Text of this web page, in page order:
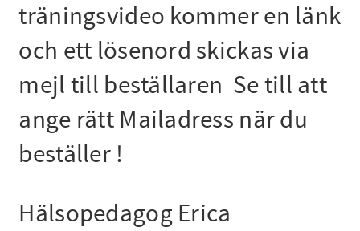
träningsvideo kommer en länk
och ett lösenord skickas via
mejl till beställaren Se till att
ange rätt Mailadress när du
beställer !
Hälsopedagog Erica